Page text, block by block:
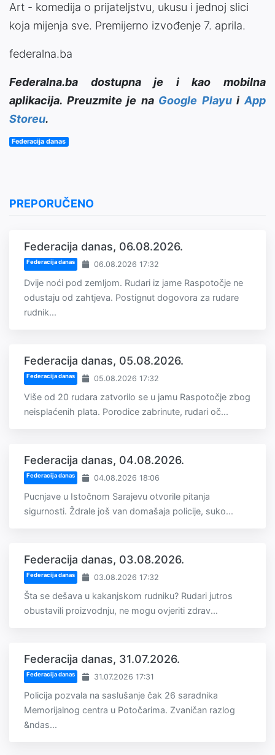
Art - komedija o prijateljstvu, ukusu i jednoj slici
koja mijenja sve. Premijerno izvođenje 7. aprila.
federalna.ba
Federalna.ba dostupna je i kao mobilna
aplikacija. Preuzmite je na Google PlayuiApp
Storeu.
Federacija danas
PREPORUČENO
Federacija danas, 06.08.2026.
Federacija danas 06.08.2026 17:32
Dvije noći pod zemljom. Rudari iz jame Raspotočje ne
odustaju od zahtjeva. Postignut dogovora za rudare
rudnik...
Federacija danas, 05.08.2026.
Federacija danas 05.08.2026 17:32
Više od 20 rudara zatvorilo se u jamu Raspotočje zbog
neisplaćenih plata. Porodice zabrinute, rudari oč...
Federacija danas, 04.08.2026.
Federacija danas 04.08.2026 18:06
Pucnjave u Istočnom Sarajevu otvorile pitanja
sigurnosti. Ždrale još van domašaja policije, suko...
Federacija danas, 03.08.2026.
Federacija danas 03.08.2026 17:32
Šta se dešava u kakanjskom rudniku? Rudari jutros
obustavili proizvodnju, ne mogu ovjeriti zdrav...
Federacija danas, 31.07.2026.
Federacija danas 31.07.2026 17:31
Policija pozvala na saslušanje čak 26 saradnika
Memorijalnog centra u Potočarima. Zvaničan razlog
&ndas...